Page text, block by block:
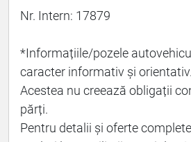
Nr. Intern: 17879
*Informațiile/pozele
caracter informativ și orientativ.
Acestea nu creează obligații
părți.
Pentru detalii și oferte